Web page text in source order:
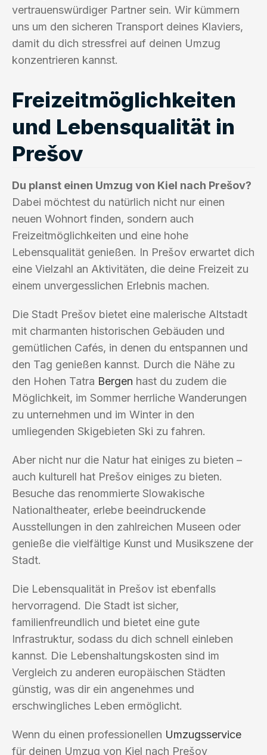
vertrauenswürdiger Partner sein. Wir kümmern
uns um den sicheren Transport deines Klaviers,
damit du dich stressfrei auf deinen Umzug
konzentrieren kannst.
Freizeitmöglichkeiten
und Lebensqualität in
Prešov
Du planst einen Umzug von Kiel nach Prešov?
Dabei möchtest du natürlich nicht nur einen
neuen Wohnort finden, sondern auch
Freizeitmöglichkeiten und eine hohe
Lebensqualität genießen. In Prešov erwartet dich
eine Vielzahl an Aktivitäten, die deine Freizeit zu
einem unvergesslichen Erlebnis machen.
Die Stadt Prešov bietet eine malerische Altstadt
mit charmanten historischen Gebäuden und
gemütlichen Cafés, in denen du entspannen und
den Tag genießen kannst. Durch die Nähe zu
den Hohen Tatra Bergen hast du zudem die
Möglichkeit, im Sommer herrliche Wanderungen
zu unternehmen und im Winter in den
umliegenden Skigebieten Ski zu fahren.
Aber nicht nur die Natur hat einiges zu bieten –
auch kulturell hat Prešov einiges zu bieten.
Besuche das renommierte Slowakische
Nationaltheater, erlebe beeindruckende
Ausstellungen in den zahlreichen Museen oder
genieße die vielfältige Kunst und Musikszene der
Stadt.
Die Lebensqualität in Prešov ist ebenfalls
hervorragend. Die Stadt ist sicher,
familienfreundlich und bietet eine gute
Infrastruktur, sodass du dich schnell einleben
kannst. Die Lebenshaltungskosten sind im
Vergleich zu anderen europäischen Städten
günstig, was dir ein angenehmes und
erschwingliches Leben ermöglicht.
Wenn du einen professionellen Umzugsservice
für deinen Umzug von Kiel nach Prešov